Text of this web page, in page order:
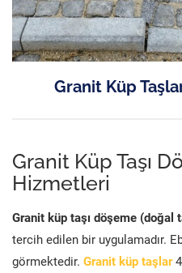
Granit Küp
Granit Küp Taşı
Hizmetleri
Granit küp taşı döşeme (doğal
tercih edilen bir uygulamadır.
görmektedir. Granit küp taşlar